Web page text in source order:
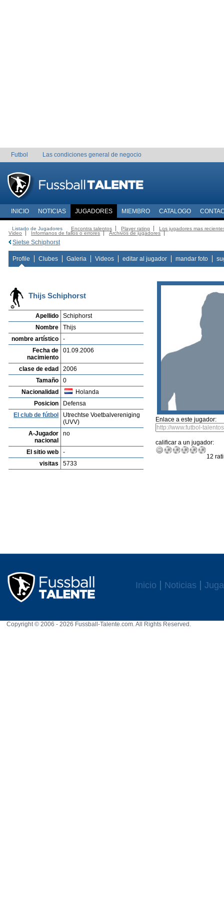
Futbol Las condiciones general de negocio
INICIO NOTICIAS JUGADORES MIEMBRO CATALOGO
Listado de Jugadores Encontra talentos Player rating
Los jugadores mas
Video
Informanos de fallos o errores Archivos de jugadores
Sietse Schiphorst
Profile Clubes Galeria Videos editar al jugador mandar foto
Thijs Schiphorst
Apellido
Schiphorst
Nombre
Thijs
nombre artístico
-
Fecha de
nacimiento
01.09.2006
clase de edad
2006
Tamaño
0
Nacionalidad
Holanda
Posicion
Defensa
El club de fútbol
Utrechtse Voetbalvereniging
(UVV)
A-Jugador
nacional
no
El sitio web
-
visitas
5733
Enlace a este jugador:
calificar a un jugador:
12
Inicio Noticias
Copyright © 2006 - 2026 Fussball-Talente.com. All Rights Reserved.